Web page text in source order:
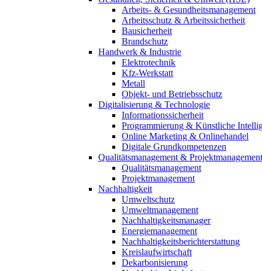
Arbeits- & Gesundheitsmanagement
Arbeitsschutz & Arbeitssicherheit
Bausicherheit
Brandschutz
Handwerk & Industrie
Elektrotechnik
Kfz-Werkstatt
Metall
Objekt- und Betriebsschutz
Digitalisierung & Technologie
Informationssicherheit
Programmierung & Künstliche
Online Marketing & Onlinehandel
Digitale Grundkompetenzen
Qualitätsmanagement & Projektmanagement
Qualitätsmanagement
Projektmanagement
Nachhaltigkeit
Umweltschutz
Umweltmanagement
Nachhaltigkeitsmanager
Energiemanagement
Nachhaltigkeitsberichterstattung
Kreislaufwirtschaft
Dekarbonisierung